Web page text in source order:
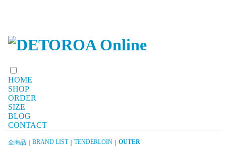
HOME
SHOP
ORDER
SIZE
BLOG
CONTACT
全商品 BRAND LIST TENDERLOIN OUTER